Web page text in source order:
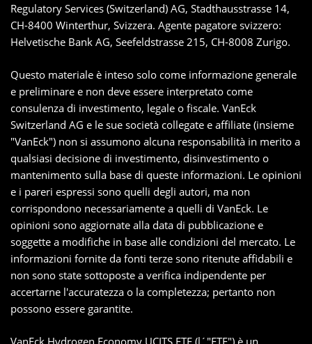
Regulatory Services (Switzerland) AG, Stadthausstrasse 14,
CH-8400 Winterthur, Svizzera. Agente pagatore svizzero:
Helvetische Bank AG, Seefeldstrasse 215, CH-8008 Zurigo.
Questo materiale è inteso solo come informazione generale
e preliminare e non deve essere interpretato come
consulenza di investimento, legale o fiscale. VanEck
Switzerland AG e le sue società collegate e affiliate (insieme
"VanEck") non si assumono alcuna responsabilità in merito a
qualsiasi decisione di investimento, disinvestimento o
mantenimento sulla base di queste informazioni. Le opinioni
e i pareri espressi sono quelli degli autori, ma non
corrispondono necessariamente a quelli di VanEck. Le
opinioni sono aggiornate alla data di pubblicazione e
soggette a modifiche in base alle condizioni del mercato. Le
informazioni fornite da fonti terze sono ritenute affidabili e
non sono state sottoposte a verifica indipendente per
accertarne l'accuratezza o la completezza; pertanto non
possono essere garantite.